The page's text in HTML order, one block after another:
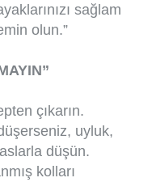
sağlam
olun.”
çıkarın.
uyluk,
düşün.
kolları